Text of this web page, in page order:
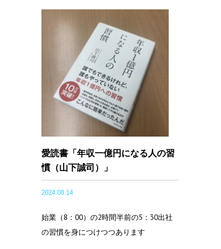
愛読書「年収一億円になる人の習
慣（山下誠司）」
2024.08.14
始業（8：00）の2時間半前の5：30出社
の習慣を身につけつつあります